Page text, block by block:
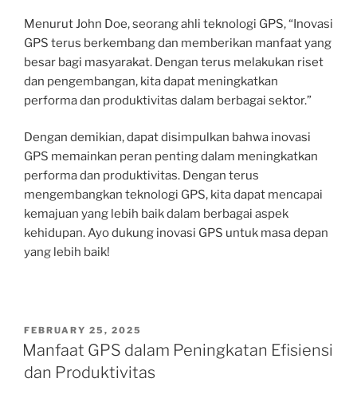
Menurut John Doe, seorang ahli teknologi GPS, “Inovasi
GPS terus berkembang dan memberikan manfaat yang
besar bagi masyarakat. Dengan terus melakukan riset
dan pengembangan, kita dapat meningkatkan
performa dan produktivitas dalam berbagai sektor.”
Dengan demikian, dapat disimpulkan bahwa inovasi
GPS memainkan peran penting dalam meningkatkan
performa dan produktivitas. Dengan terus
mengembangkan teknologi GPS, kita dapat mencapai
kemajuan yang lebih baik dalam berbagai aspek
kehidupan. Ayo dukung inovasi GPS untuk masa depan
yang lebih baik!
POSTED
ON
FEBRUARY 25, 2025
Manfaat GPS dalam Peningkatan Efisiensi
dan Produktivitas